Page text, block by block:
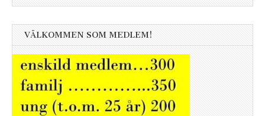
VÄLKOMMEN SOM MEDLEM!